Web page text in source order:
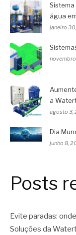
água
janeiro
a
agosto 3,
Dia
junho 8,
Posts
Evite paradas:
Soluções da